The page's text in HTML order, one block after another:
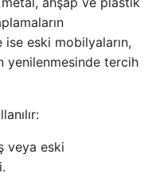
ise eski mobilyaların,
yenilenmesinde tercih
veya eski